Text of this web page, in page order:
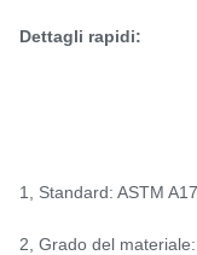
Dettagli rapidi:
1, Standard: ASTM
2, Grado del